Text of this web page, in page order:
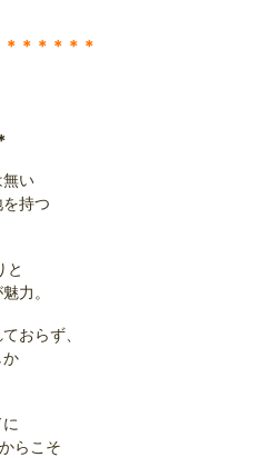
＊＊＊＊＊
無い
持つ
と
力。
おらず、
か
らこそ